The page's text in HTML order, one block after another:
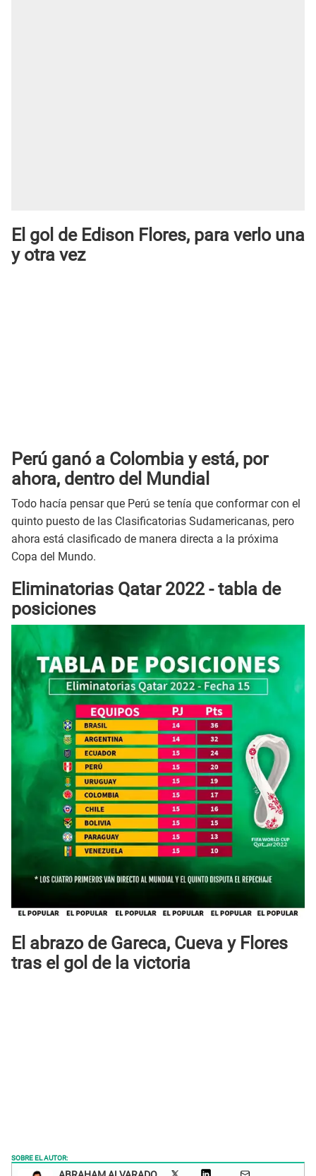
El gol de Edison Flores, para verlo una
y otra vez
Perú ganó a Colombia y está, por
ahora, dentro del Mundial
Todo hacía pensar que Perú se tenía que conformar con el
quinto puesto de las Clasificatorias Sudamericanas, pero
ahora está clasificado de manera directa a la próxima
Copa del Mundo.
Eliminatorias Qatar 2022 - tabla de
posiciones
El abrazo de Gareca, Cueva y Flores
tras el gol de la victoria
SOBRE EL AUTOR: